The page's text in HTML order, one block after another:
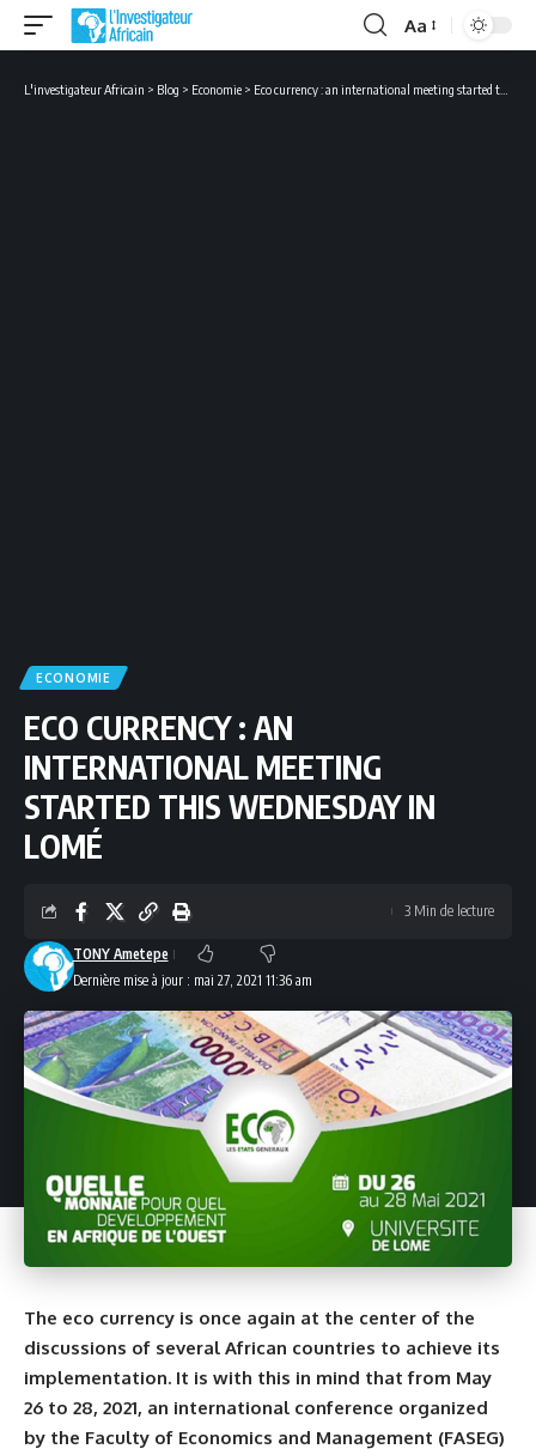
Font
Aa
L'investigateur Africain > Blog > Economie > Eco currency : an international meeting started this wednesday in Lomé
ECONOMIE
ECO CURRENCY : AN
INTERNATIONAL MEETING
STARTED THIS WEDNESDAY IN
LOMÉ
Dernière mise à jour : mai 27, 2021 11:36 am
TONY Ametepe
3 Min de lecture
The eco currency is once again at the center of the
discussions of several African countries to achieve its
implementation. It is with this in mind that from May
26 to 28, 2021, an international conference organized
by the Faculty of Economics and Management (FASEG)